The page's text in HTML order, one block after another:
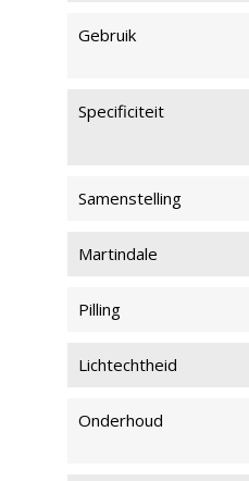
Gebruik
Specificiteit
Samenstelling
Martindale
Pilling
Lichtechtheid
Onderhoud